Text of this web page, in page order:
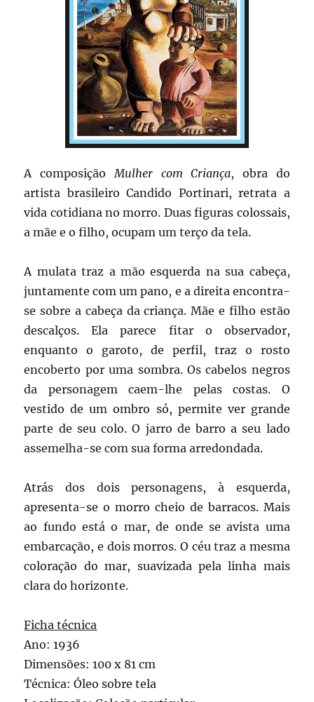
A composição Mulher com Criança, obra do
artista brasileiro Candido Portinari, retrata a
vida cotidiana no morro. Duas figuras colossais,
a mãe e o filho, ocupam um terço da tela.
A mulata traz a mão esquerda na sua cabeça,
juntamente com um pano, e a direita encontra-
se sobre a cabeça da criança. Mãe e filho estão
descalços. Ela parece fitar o observador,
enquanto o garoto, de perfil, traz o rosto
encoberto por uma sombra. Os cabelos negros
da personagem caem-lhe pelas costas. O
vestido de um ombro só, permite ver grande
parte de seu colo. O jarro de barro a seu lado
assemelha-se com sua forma arredondada.
Atrás dos dois personagens, à esquerda,
apresenta-se o morro cheio de barracos. Mais
ao fundo está o mar, de onde se avista uma
embarcação, e dois morros. O céu traz a mesma
coloração do mar, suavizada pela linha mais
clara do horizonte.
Ficha técnica
Ano: 1936
Dimensões: 100 x 81 cm
Técnica: Óleo sobre tela